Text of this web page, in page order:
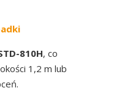
810H, co
1,2 m lub